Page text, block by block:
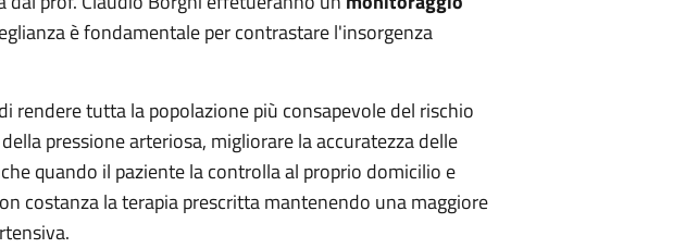
è fondamentale per contrastare l'insorgenza
rendere tutta la popolazione più consapevole del rischio
pressione arteriosa, migliorare la accuratezza delle
quando il paziente la controlla al proprio domicilio e
costanza la terapia prescritta mantenendo una maggiore